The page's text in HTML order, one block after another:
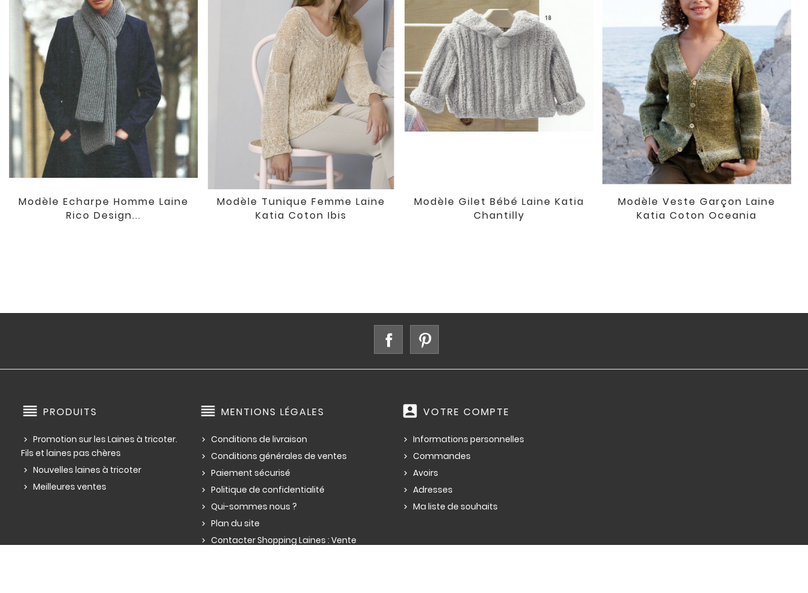
Modèle Echarpe Homme Laine
Rico Design...
 favorite
Modèle Tunique Femme Laine
Katia Coton Ibis
 favorite
Modèle Gilet Bébé Laine Katia
Chantilly
 favorite
Modèle Veste Garçon Laine
Katia Coton Oceania
 favorite
Facebook
reorder PRODUITS
Promotion sur les Laines à tricoter.
Fils et laines pas chères
Nouvelles laines à tricoter
Meilleures ventes
reorder MENTIONS LÉGALES
Conditions de livraison
Conditions générales de ventes
Paiement sécurisé
Politique de confidentialité
Qui-sommes nous ?
Plan du site
Contacter Shopping Laines : Vente
account_box VOTRE COMPTE
Informations personnelles
Commandes
Avoirs
Adresses
Ma liste de souhaits